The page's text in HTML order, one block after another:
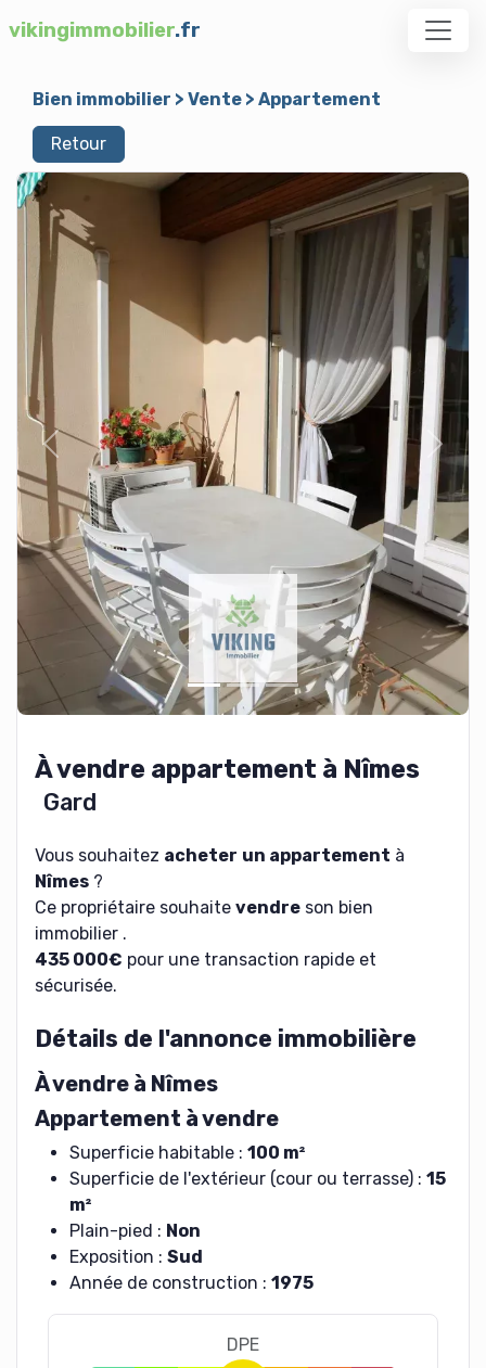
vikingimmobilier.fr
Bien immobilier > Vente> Appartement
Retour
Previous Next
À vendre appartement à Nîmes
Gard
Vous souhaitez acheter un appartement à
Nîmes?
Ce propriétaire souhaite vendreson bien
immobilier .
435 000€ pour une transaction rapide et
sécurisée.
Détails de l'annonce immobilière
À vendre à Nîmes
Appartement à vendre
Superficie habitable : 100 m²
Superficie de l'extérieur (cour ou terrasse) : 15
m²
Plain-pied : Non
Exposition : Sud
Année de construction : 1975
DPE